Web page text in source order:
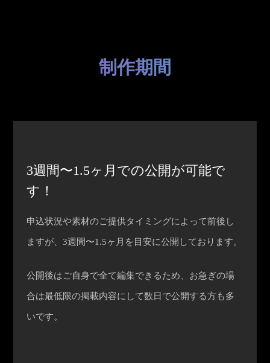
制作期間
3週間〜1.5ヶ月での公開が可能で
す！
申込状況や素材のご提供タイミングによって前後し
ますが、3週間〜1.5ヶ月を目安に公開しております。
公開後はご自身で全て編集できるため、お急ぎの場
合は最低限の掲載内容にして数日で公開する方も多
いです。